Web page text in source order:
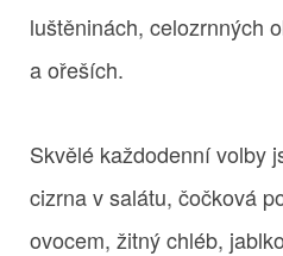
luštěninách, celozrnných
a ořeších.
Skvělé každodenní volby
cizrna v salátu, čočková
ovocem, žitný chléb,